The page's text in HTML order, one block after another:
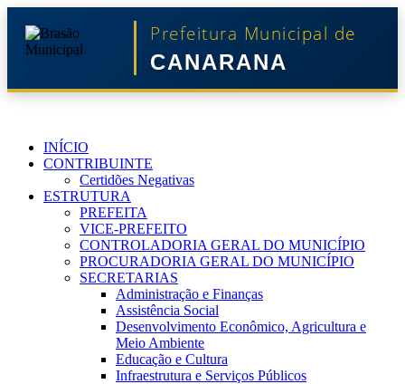
Prefeitura Municipal de
CANARANA
INÍCIO
CONTRIBUINTE
Certidões Negativas
ESTRUTURA
PREFEITA
VICE-PREFEITO
CONTROLADORIA GERAL DO MUNICÍPIO
PROCURADORIA GERAL DO MUNICÍPIO
SECRETARIAS
Administração e Finanças
Assistência Social
Desenvolvimento Econômico, Agricultura e
Meio Ambiente
Educação e Cultura
Infraestrutura e Serviços Públicos